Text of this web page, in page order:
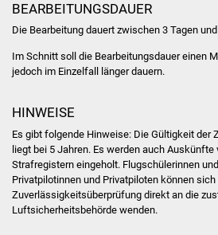
BEARBEITUNGSDAUER
Die Bearbeitung dauert zwischen 3 Tagen
Im Schnitt soll die Bearbeitungsdauer einen
jedoch im Einzelfall länger dauern.
HINWEISE
Es gibt folgende Hinweise: Die Gültigkeit der
liegt bei 5 Jahren. Es werden auch Auskünfte
Strafregistern eingeholt. Flugschülerinnen
Privatpilotinnen und Privatpiloten können sich
Zuverlässigkeitsüberprüfung direkt an die
Luftsicherheitsbehörde wenden.